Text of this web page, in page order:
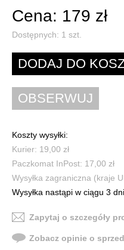
Cena: 179 zł
Dostępnych: 1 szt.
Koszty wysyłki:
Kurier: 19,00 zł
Paczkomat InPost: 17,00 zł
Wysyłka zagraniczna (kraje
Wysyłka nastąpi w ciągu 3
Zapytaj o szczegóły
Zobacz opinie o